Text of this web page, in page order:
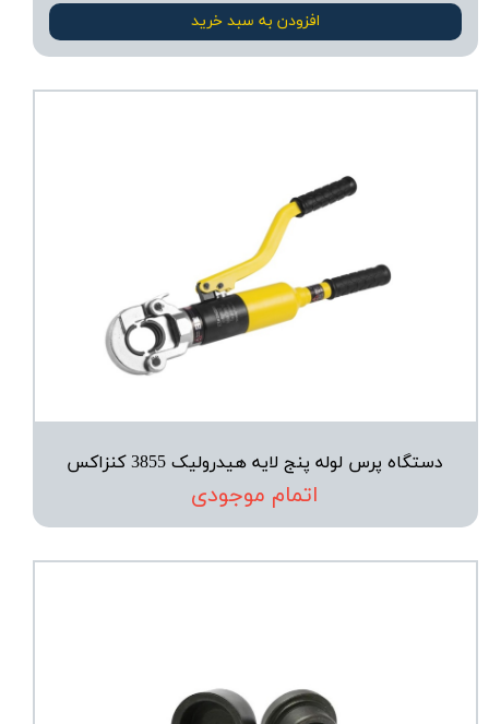
افزودن به سبد خرید
دستگاه پرس لوله پنج لایه هیدرولیک 3855 کنزاکس
اتمام موجودی